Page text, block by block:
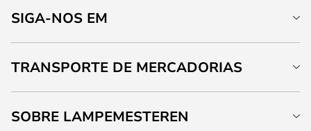
SIGA-NOS EM
TRANSPORTE DE MERCADORIAS
SOBRE LAMPEMESTEREN